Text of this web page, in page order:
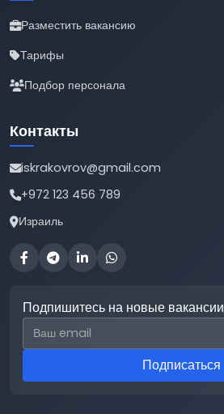
Разместить вакансию
Тарифы
Подбор персонала
Контакты
iskrakovrov@gmail.com
+972 123 456 789
Израиль
Подпишитесь на новые вакансии
Email для подписки
Подписаться